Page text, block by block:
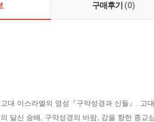
구매후기 (0)
대 이스라엘의 영성『구약성경과 신들』.
달신 숭배, 구약성경의 바람, 강을 향한 종